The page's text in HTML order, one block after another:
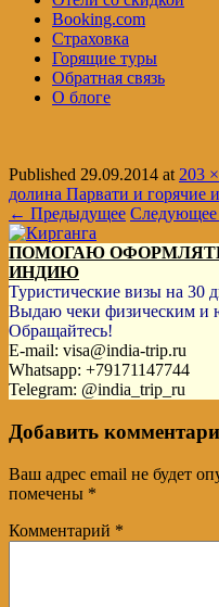
Booking.com
Страховка
Горящие туры
Обратная связь
О блоге
Published 29.09.2014 at203
долина Парвати и горячие
← Предыдущее
ПОМОГАЮ
ИНДИЮ
Туристические визы на 30
Выдаю чеки физическим и
Обращайтесь!
E-mail: visa@india-trip.ru
Whatsapp: +79171147744
Telegram: @india_trip_ru
Добавить
Ваш адрес email не будет
помечены *
Комментарий *